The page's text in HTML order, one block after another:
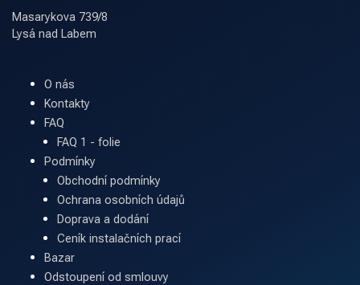
Masarykova 739/8
Lysá nad Labem
O nás
Kontakty
FAQ
FAQ 1 - folie
Podmínky
Obchodní podmínky
Ochrana osobních údajů
Doprava a dodání
Ceník instalačních prací
Bazar
Odstoupení od smlouvy